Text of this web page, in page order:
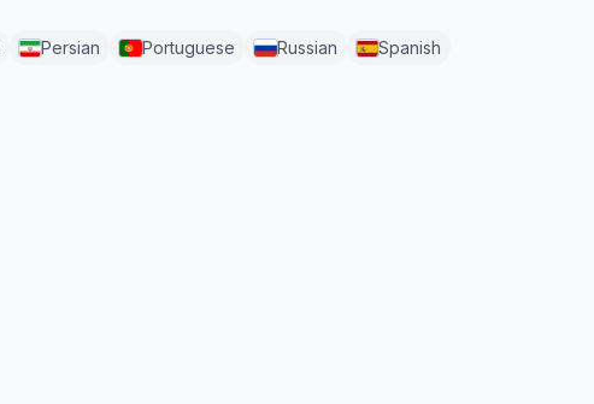
Persian Portuguese Russian Spanish